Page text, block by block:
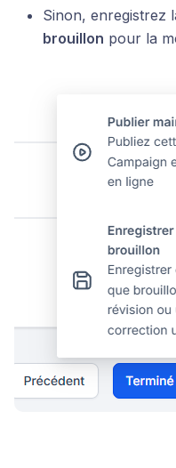
Sinon, enregistrez
brouillon pour la